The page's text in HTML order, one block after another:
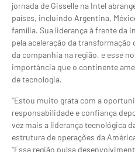
jornada de Gisselle na Intel
países, incluindo Argentina,
família. Sua liderança à frente da
pela aceleração da
da companhia na região, e esse
importância que o continente
de tecnologia.
“Estou muito grata com a
responsabilidade e confiança
vez mais a liderança tecnológica
estrutura de operações da
“Essa região pulsa